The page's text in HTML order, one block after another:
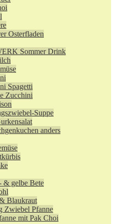
Osterfladen
Sommer Drink
Spagetti
Zucchini
Suppe
anders
& gelbe Bete
Blaukraut
Zwiebel Pfanne
mit Pak Choi